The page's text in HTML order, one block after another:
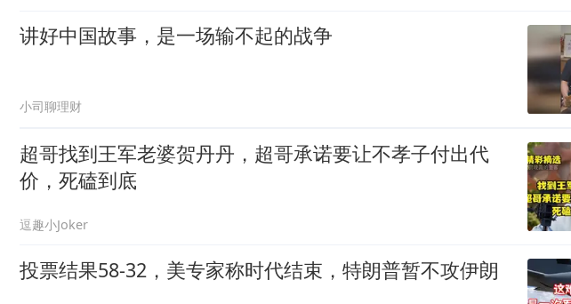
讲好中国故事，是一场输不起的战争
小司聊理财
超哥找到王军老婆贺丹丹，超哥承诺要让不孝子付出代
价，死磕到底
逗趣小Joker
投票结果58-32，美专家称时代结束，特朗普暂不攻伊朗